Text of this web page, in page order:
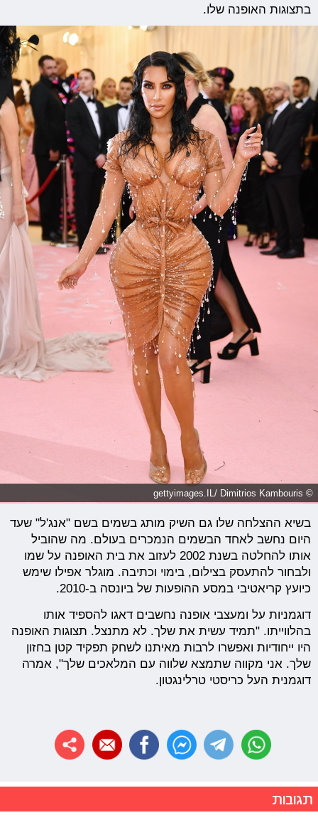
בתצוגות האופנה שלו.
© gettyimages.IL/ Dimitrios Kambouris
בשיא ההצלחה שלו גם השיק מותג בשמים בשם "אנג'ל" שעד
היום נחשב לאחד הבשמים הנמכרים בעולם. מה שהוביל
אותו להחלטה בשנת 2002 לעזוב את בית האופנה על שמו
ולבחור להתעסק בצילום, בימוי וכתיבה. מוגלר אפילו שימש
כיועץ קריאטיבי במסע ההופעות של ביונסה ב-2010.
דוגמניות על ומעצבי אופנה נחשבים דאגו להספיד אותו
בהלווייתו. "תמיד עשית את שלך. לא מתנצל. תצוגות האופנה
היו ייחודיות ואפשרו לרבות מאיתנו לשחק תפקיד קטן בחזון
שלך. אני מקווה שתמצא שלווה עם המלאכים שלך", אמרה
דוגמנית העל כריסטי טרלינגטון.
תגובות